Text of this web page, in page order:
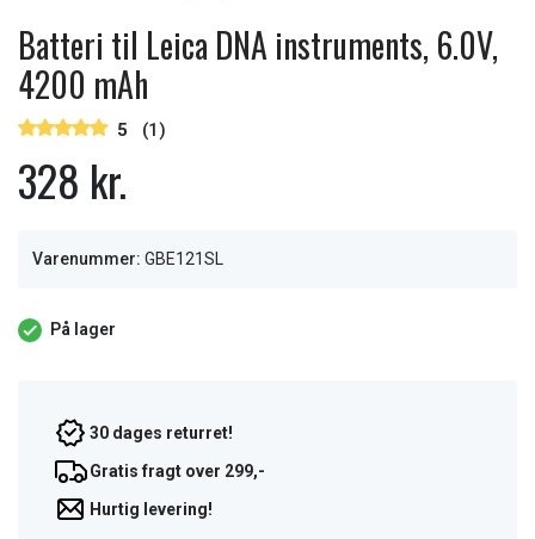
Batteri til Leica DNA instruments, 6.0V,
4200 mAh
5 (1)
328 kr.
Varenummer: GBE121SL
På lager
30 dages returret!
Gratis fragt over 299,-
Hurtig levering!